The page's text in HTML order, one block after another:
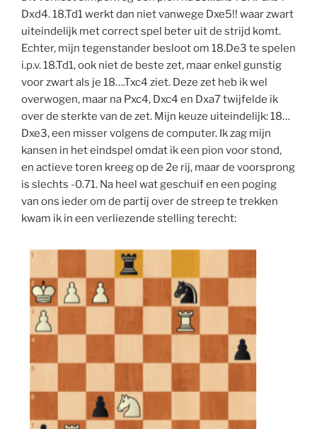
Dxd4. 18.Td1 werkt dan niet vanwege Dxe5!! waar zwart
uiteindelijk met correct spel beter uit de strijd komt.
Echter, mijn tegenstander besloot om 18.De3 te spelen
i.p.v. 18.Td1, ook niet de beste zet, maar enkel gunstig
voor zwart als je 18….Txc4 ziet. Deze zet heb ik wel
overwogen, maar na Pxc4, Dxc4 en Dxa7 twijfelde ik
over de sterkte van de zet. Mijn keuze uiteindelijk: 18…
Dxe3, een misser volgens de computer. Ik zag mijn
kansen in het eindspel omdat ik een pion voor stond,
en actieve toren kreeg op de 2e rij, maar de voorsprong
is slechts -0.71. Na heel wat geschuif en een poging
van ons ieder om de partij over de streep te trekken
kwam ik in een verliezende stelling terecht: